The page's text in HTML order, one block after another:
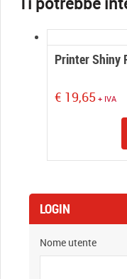
Printer Shiny
€ 19,65 + IVA
LOGIN
Nome utente